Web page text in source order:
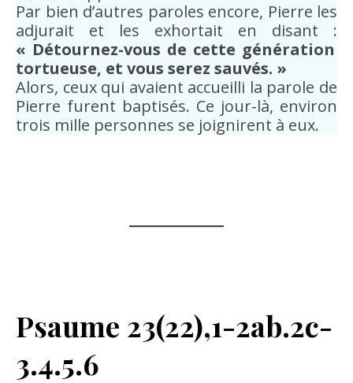
Par bien d’autres paroles encore, Pierre les
adjurait et les exhortait en disant :
« Détournez-vous de cette génération
tortueuse, et vous serez sauvés. »
Alors, ceux qui avaient accueilli la parole de
Pierre furent baptisés. Ce jour-là, environ
trois mille personnes se joignirent à eux.
Psaume 23(22),1-2ab.2c-
3.4.5.6